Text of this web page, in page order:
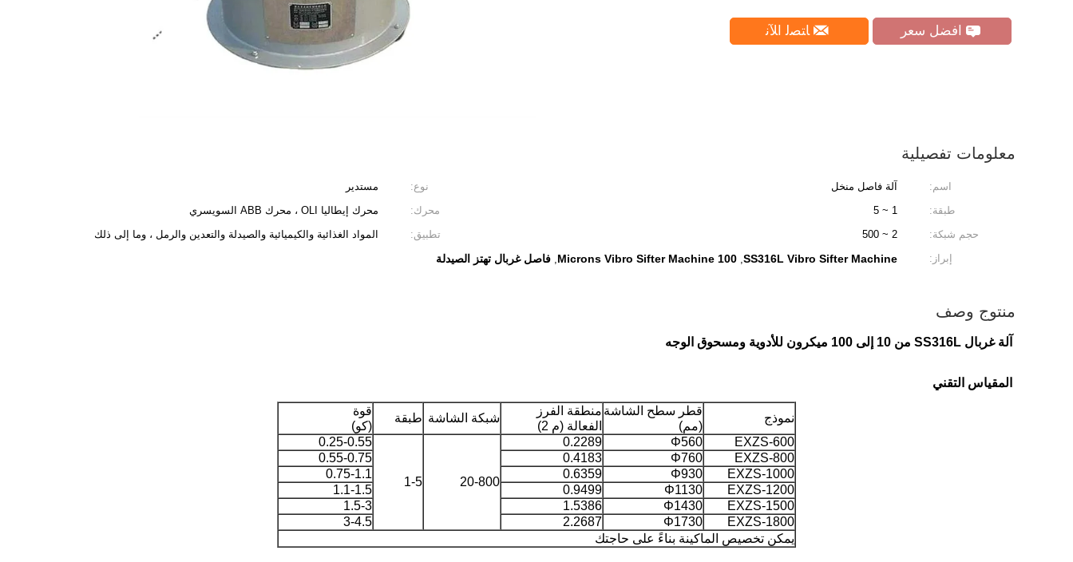
افضل سعر ﺎﺘﺼﻟ ﺍﻶﻧ
معلومات تفصيلية
اسم: آلة فاصل منخل نوع:
مستدير
طبقة:
1 ~ 5 محرك:
محرك إيطاليا OLI ، محرك ABB السويسري
حجم شبكة:
2 ~ 500 تطبيق:
المواد الغذائية والكيميائية والصيدلة والتعدين والرمل ، وما إلى ذلك
إبراز:
SS316L Vibro Sifter Machine
,
100 Microns Vibro Sifter Machine
, فاصل غربال تهتز الصيدلة
منتوج وصف
آلة غربال SS316L من 10 إلى 100 ميكرون للأدوية ومسحوق الوجه
المقياس التقني
نموذج
قطر سطح الشاشة
(مم)
منطقة الفرز
الفعالة (م 2)
شبكة الشاشة طبقة
قوة
(كو)
EXZS-600
Φ560
0.2289
20-800
1-5
0.25-0.55
EXZS-800
Φ760
0.4183
0.55-0.75
EXZS-1000
Φ930
0.6359
0.75-1.1
EXZS-1200
Φ1130
0.9499
1.1-1.5
EXZS-1500
Φ1430
1.5386
1.5-3
EXZS-1800
Φ1730
2.2687
3-4.5
يمكن تخصيص الماكينة بناءً على حاجتك